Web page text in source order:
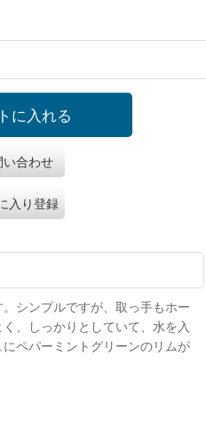
に入れる
い合わせ
入り登録
シンプルですが、取っ手もホー
、しっかりとしていて、水を入
ペパーミントグリーンのリムが